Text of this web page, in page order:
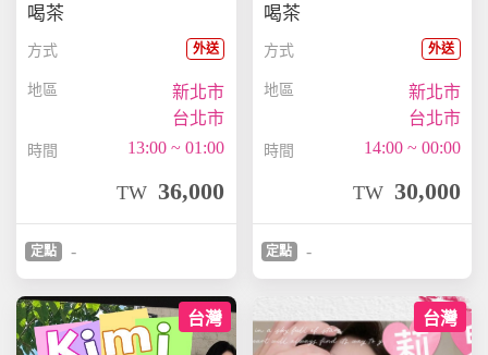
喝茶
方式 外送
地區
新北市
台北市
時間 13:00 ~ 01:00
TW 36,000
定點 -
喝茶
方式 外送
地區
新北市
台北市
時間 14:00 ~ 00:00
TW 30,000
定點 -
台灣 台灣